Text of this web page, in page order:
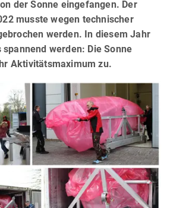
der Sonne eingefangen. Der
musste wegen technischer
werden. In diesem Jahr
werden: Die Sonne
Aktivitätsmaximum zu.